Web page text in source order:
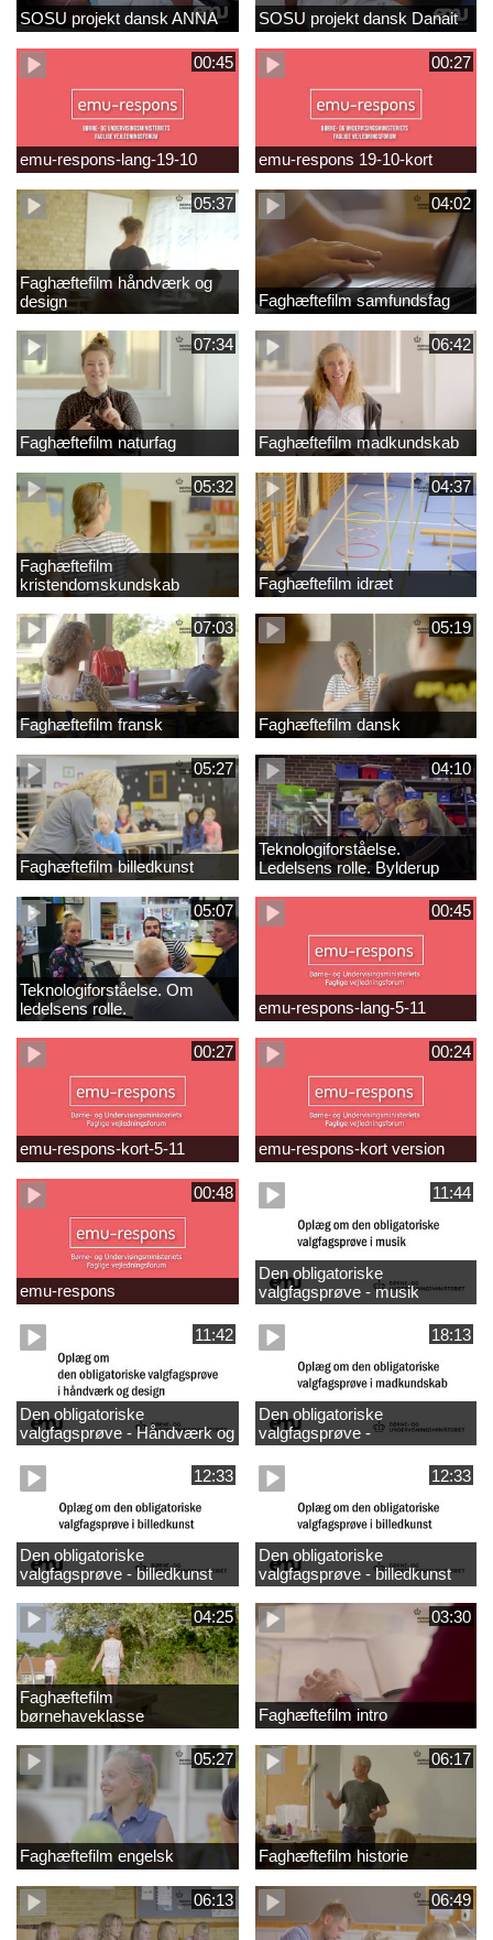
SOSU projekt dansk ANNA SOSU projekt dansk Danait
00:45
emu-respons-lang-19-10
00:27
emu-respons 19-10-kort
05:37
Faghæftefilm håndværk og
design
04:02
Faghæftefilm samfundsfag
07:34
Faghæftefilm naturfag
06:42
Faghæftefilm madkundskab
05:32
Faghæftefilm
kristendomskundskab
04:37
Faghæftefilm idræt
07:03
Faghæftefilm fransk
05:19
Faghæftefilm dansk
05:27
Faghæftefilm billedkunst
04:10
Teknologiforståelse.
Ledelsens rolle. Bylderup
Skole
05:07
Teknologiforståelse. Om
ledelsens rolle.
Sofiendalskolen
00:45
emu-respons-lang-5-11
00:27
emu-respons-kort-5-11
00:24
emu-respons-kort version
00:48
emu-respons
11:44
Den obligatoriske
valgfagsprøve - musik
11:42
Den obligatoriske
valgfagsprøve - Håndværk og
design
18:13
Den obligatoriske
valgfagsprøve -
madkundskab
12:33
Den obligatoriske
valgfagsprøve - billedkunst
større LK
12:33
Den obligatoriske
valgfagsprøve - billedkunst
04:25
Faghæftefilm
børnehaveklasse
03:30
Faghæftefilm intro
05:27
Faghæftefilm engelsk
06:17
Faghæftefilm historie
06:13 06:49